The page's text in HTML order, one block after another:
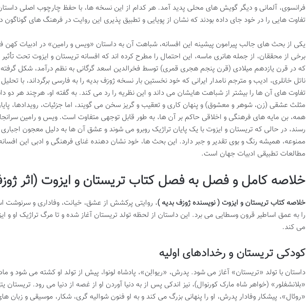
فرانسوی، آلمانی و دیگر گویش های محلی پدید آمد. هر کدام از این نسخه ها، با حفظ چارچوب اصلی
تفاوت هایی را در خود جای داده بودند که نشان از پویایی و تطبیق پذیری این روایت در فرهنگ های
یکی از بحث های جالب پیرامون پیشینه این افسانه، شباهت آن به داستان «ویس و رامین» در ادبیات
برخی از محققان، از جمله هانری ماسه، این احتمال را مطرح کرده اند که افسانه تریستان و ایزوت تحت
که در قرن یازدهم میلادی (قرن پنجم هجری قمری) توسط فخرالدین اسعد گرگانی به نظم درآمد، شکل گرفته
ناتل خانلری، ادیب و مترجم نامدار ایرانی که خود نخستین بار نسخه ژوزف بدیه را به فارسی برگرداند، با
تفاوت های آن ها را بیشتر از شباهت هایشان می داند و این نظریه را رد می کند. به گفته او، هرچند هر دو
مثلث عشقی (زن، شوهر و معشوق) و پنهان کاری و تعقیب و گریز سخن می گویند، اما جزئیات، رویدادها،
همه، بن مایه های فرهنگی و اخلاقی حاکم بر آن ها، به طور قابل توجهی متفاوت است. ویس و رامین
رسند، در حالی که تریستان و ایزوت با یک پایان تراژیک روبرو می شوند و عشق آن ها به دلیل معجون
ممنوعه، همیشه رنگ و بوی تقدیر و جبر دارد. این بحث ها، خود نشان دهنده غنای فرهنگی و ادبی این
مطالعات تطبیقی ادبیات جهان است.
خلاصه کامل و فصل به فصل کتاب تریستان و ایزوت (اثر
خلاصه کتاب تریستان و ایزوت ( نویسنده ژوزف بدیه )، روایتی پرکشش از عشق، خیانت، وفاداری و سرنوشت
را به عمق اساطیر قرون وسطایی می برد. این داستان از لحظه تولد تریستان آغاز شده و تا مرگ تراژیک او و
می کند.
کودکی تریستان و رخدادهای اولیه
داستان با تولد «تریستان» آغاز می شود. پدرش، «ریوالِن»، پادشاه لونوا، پیش از تولد او کشته می شود و
«بلانشفلور» (خواهر شاه مارک کورنوال)، نیز اندکی پس از به دنیا آوردن او از غصه از دنیا می رود. تریستان
«روئال»، پیشکار وفادار پدرش، او را پنهانی بزرگ می کند و به او فنون شوالیه گری، شکار، موسیقی و زبان